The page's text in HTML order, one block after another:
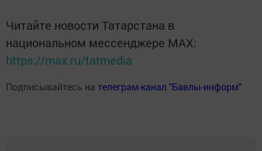
Читайте новости Татарстана в
национальном мессенджере MАХ:
https://max.ru/tatmedia
Подписывайтесь на телеграм-канал "Бавлы-информ"